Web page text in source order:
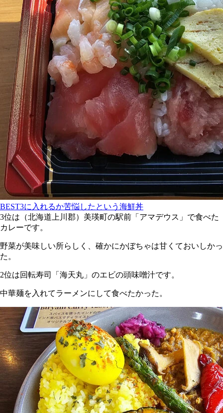
BEST3に入れるか苦悩したという海鮮丼
3位は（北海道上川郡）美瑛町の駅前「アマデウス」で食べた
カレーです。
野菜が美味しい所らしく、確かにかぼちゃは甘くておいしかっ
た。
2位は回転寿司「海天丸」のエビの頭味噌汁です。
中華麺を入れてラーメンにして食べたかった。